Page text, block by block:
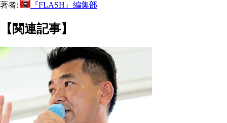
著者: 『FLASH』編集部
【関連記事】